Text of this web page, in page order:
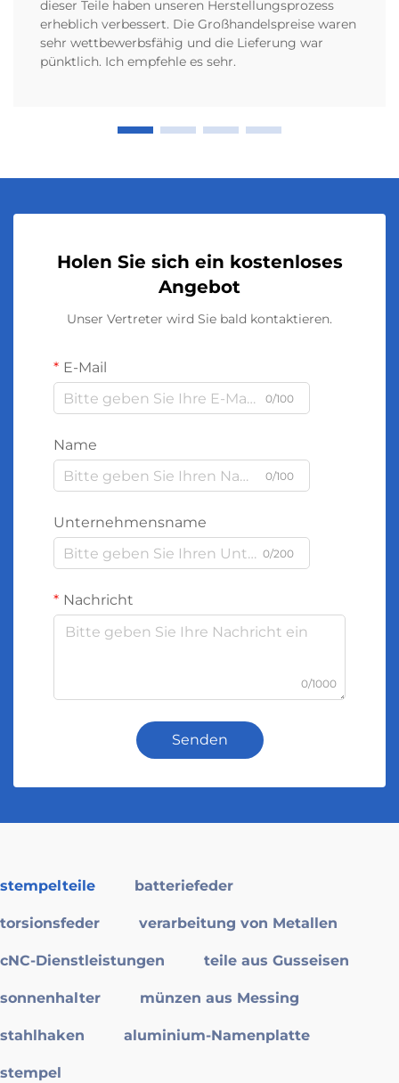
dieser Teile haben unseren Herstellungsprozess
erheblich verbessert. Die Großhandelspreise waren
sehr wettbewerbsfähig und die Lieferung war
pünktlich. Ich empfehle es sehr.
Holen Sie sich ein kostenloses
Angebot
Unser Vertreter wird Sie bald kontaktieren.
E-Mail
0/100
Name
0/100
Unternehmensname
0/200
Nachricht
0/1000
Senden
stempelteile batteriefeder
torsionsfeder verarbeitung von Metallen
cNC-Dienstleistungen teile aus Gusseisen
sonnenhalter münzen aus Messing
stahlhaken aluminium-Namenplatte
stempel